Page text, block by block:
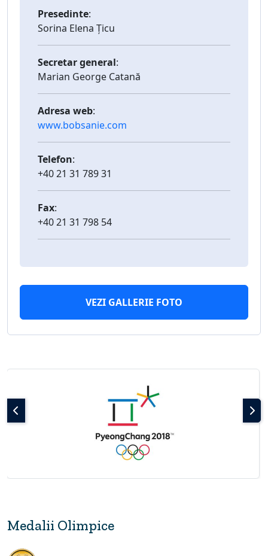
Presedinte:
Sorina Elena Țicu
Secretar general:
Marian George Catană
Adresa web:
www.bobsanie.com
Telefon:
+40 21 31 789 31
Fax:
+40 21 31 798 54
VEZI GALLERIE FOTO
Medalii Olimpice